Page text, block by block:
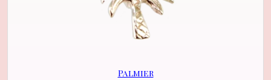
Palmier